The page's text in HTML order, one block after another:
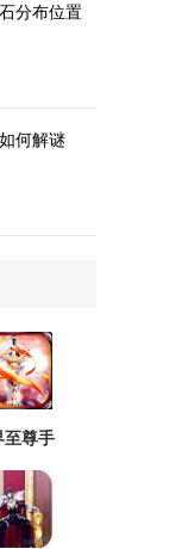
分布位置
何解谜
至尊手